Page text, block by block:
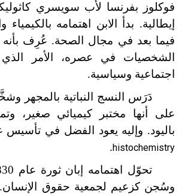
فوكلوز بفرنسا لأب سويسري
إيطالية. بدأ الابن اهتمامه بالكيمياء
فيما بعد في مجال الصحة. عُرِف بأنه
الشخصيات في عصره، الأمر
اجتماعية وسياسية.
دَرَس النسج النباتية بالمجهر
على أنها مختبر كيميائي صغير،
باليود. وإليه يعود الفضل في تأسيس
histochemistry
.
وسُجن كزعيم لجمعية حقوق